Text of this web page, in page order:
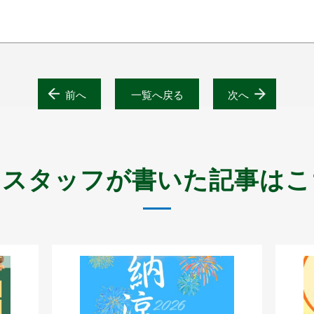
前へ 次へ
一覧へ戻る
タッフが書いた記事は